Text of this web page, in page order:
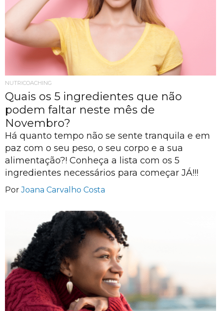
NUTRICOACHING
Quais os 5 ingredientes que não
podem faltar neste mês de
Novembro?
Há quanto tempo não se sente tranquila e em
paz com o seu peso, o seu corpo e a sua
alimentação?! Conheça a lista com os 5
ingredientes necessários para começar JÁ!!!
PorJoana Carvalho Costa